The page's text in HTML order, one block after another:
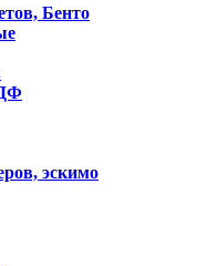
Бенто
эскимо